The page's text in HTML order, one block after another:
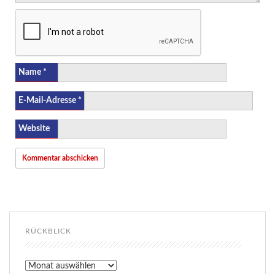
Name *
E-Mail-Adresse *
Website
RÜCKBLICK
Rückblick